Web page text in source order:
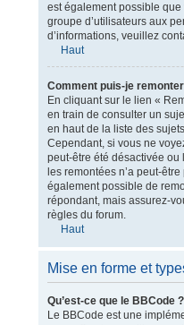
est également possible
groupe d’utilisateurs aux
d’informations, veuillez
Haut
Comment puis-je
En cliquant sur le lien «
en train de consulter un
en haut de la liste des
Cependant, si vous ne
peut-être été désactivée ou
les remontées n’a peut-
également possible de
répondant, mais assurez-
règles du forum.
Haut
Mise en forme et
Qu’est-ce que le BBCode ?
Le BBCode est une